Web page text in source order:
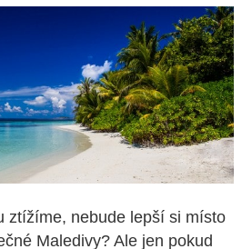
ztížíme, nebude lepší si místo
Maledivy? Ale jen pokud